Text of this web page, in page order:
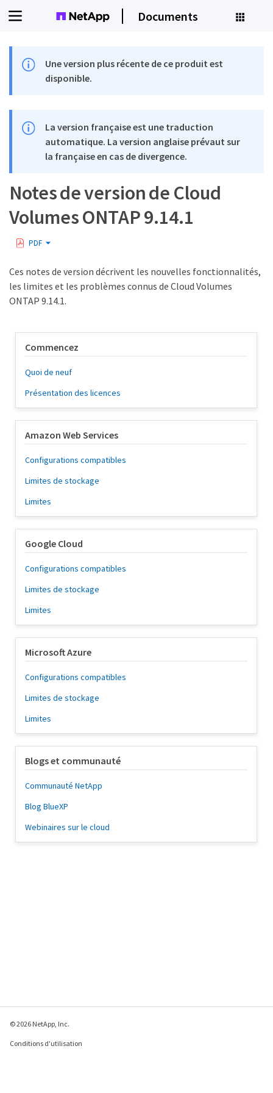
Documents
Une version plus récente de ce produit est
disponible.
La version française est une traduction
automatique. La version anglaise prévaut sur
la française en cas de divergence.
Notes de version de Cloud
Volumes ONTAP 9.14.1
PDF
Ces notes de version décrivent les nouvelles fonctionnalités,
les limites et les problèmes connus de Cloud Volumes
ONTAP 9.14.1.
Commencez
Quoi de neuf
Présentation des licences
Amazon Web Services
Configurations compatibles
Limites de stockage
Limites
Google Cloud
Configurations compatibles
Limites de stockage
Limites
Microsoft Azure
Configurations compatibles
Limites de stockage
Limites
Blogs et communauté
Communauté NetApp
Blog BlueXP
Webinaires sur le cloud
© 2026 NetApp, Inc.
Conditions d'utilisation